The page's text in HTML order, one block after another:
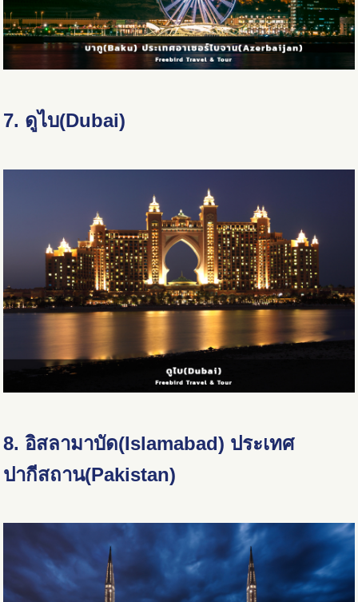
7. ดูไบ(Dubai)
8. อิสลามาบัด(Islamabad) ประเทศ
ปากีสถาน(Pakistan)